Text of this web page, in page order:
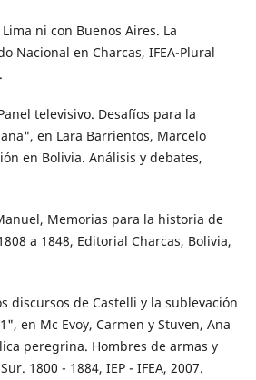
ni con Buenos Aires. La
Nacional en Charcas, IFEA-Plural
televisivo. Desafíos para la
en Lara Barrientos, Marcelo
en Bolivia. Análisis y debates,
Memorias para la historia de
a 1848, Editorial Charcas, Bolivia,
discursos de Castelli y la sublevación
en Mc Evoy, Carmen y Stuven, Ana
peregrina. Hombres de armas y
1800 - 1884, IEP - IFEA, 2007.